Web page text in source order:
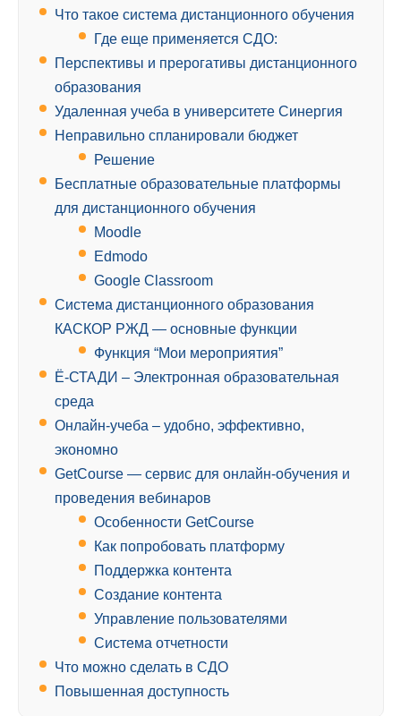
Что такое система дистанционного обучения
Где еще применяется СДО:
Перспективы и прерогативы дистанционного
образования
Удаленная учеба в университете Синергия
Неправильно спланировали бюджет
Решение
Бесплатные образовательные платформы
для дистанционного обучения
Moodle
Edmodo
Google Classroom
Система дистанционного образования
КАСКОР РЖД — основные функции
Функция “Мои мероприятия”
Ё-СТАДИ – Электронная образовательная
cреда
Онлайн-учеба – удобно, эффективно,
экономно
GetCourse — сервис для онлайн-обучения и
проведения вебинаров
Особенности GetCourse
Как попробовать платформу
Поддержка контента
Создание контента
Управление пользователями
Система отчетности
Что можно сделать в СДО
Повышенная доступность